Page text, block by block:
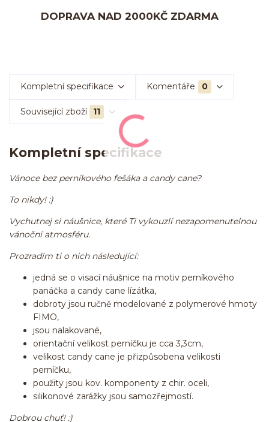
DOPRAVA NAD 2000KČ ZDARMA
Kompletní specifikace Komentáře 0
Související zboží 11
Kompletní specifikace
Vánoce bez perníkového fešáka a candy cane?
To nikdy! :)
Vychutnej si náušnice, které Ti vykouzlí nezapomenutelnou
vánoční atmosféru.
Prozradím ti o nich následující:
jedná se o visací náušnice na motiv perníkového
panáčka a candy cane lízátka,
dobroty jsou ručně modelované z polymerové hmoty
FIMO,
jsou nalakované,
orientační velikost perníčku je cca 3,3cm,
velikost candy cane je přizpůsobena velikosti
perníčku,
použity jsou kov. komponenty z chir. oceli,
silikonové zarážky jsou samozřejmostí.
Dobrou chuť! :)